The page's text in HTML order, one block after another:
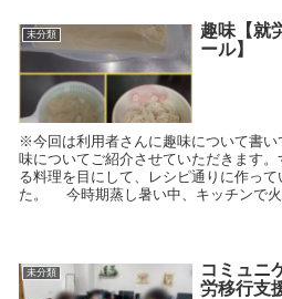
未分類
趣味【就
ール】
※今回は利用者さんに趣味について書
味についてご紹介させていただきます
る料理を目にして、レシピ通りに作っ
た。 今時期蒸し暑い中、キッチンで火
未分類
コミュニ
労移行支